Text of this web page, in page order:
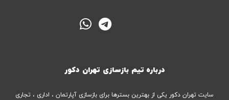
ایتاروبیکاتلگرام
درباره تیم بازسازی تهران دکور
سایت تهران دکور یکی از بهترین بسترها برای بازسازی آپارتمان ، اداری ، تجاری